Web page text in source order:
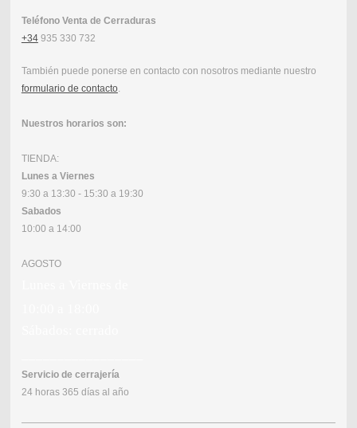
Teléfono Venta de Cerraduras
+34935 330 732
También puede ponerse en contacto con nosotros mediante nuestro
formulario de contacto.
Nuestros horarios son:
TIENDA:
Lunes a Viernes
9:30 a 13:30 - 15:30 a 19:30
Sabados
10:00 a 14:00
AGOSTO
Servicio de cerrajería
24 horas 365 días al año